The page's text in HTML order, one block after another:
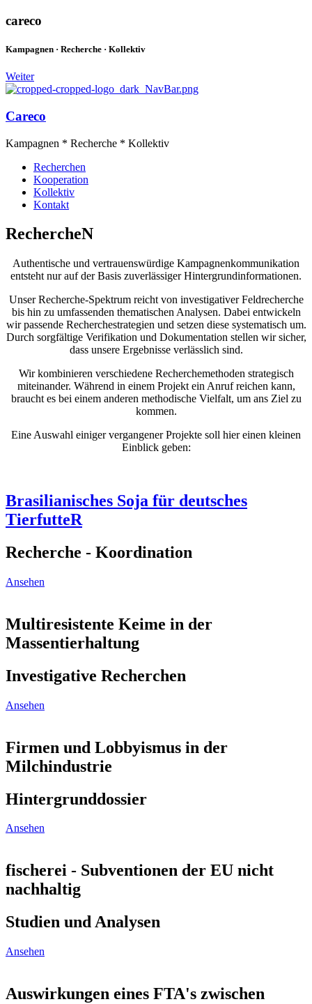
careco
Kampagnen · Recherche · Kollektiv
Weiter
Careco
Kampagnen * Recherche * Kollektiv
Recherchen
Kooperation
Kollektiv
Kontakt
RechercheN
Authentische und vertrauenswürdige Kampagnenkommunikation
entsteht nur auf der Basis zuverlässiger Hintergrundinformationen.
Unser Recherche-Spektrum reicht von investigativer Feldrecherche
bis hin zu umfassenden thematischen Analysen. Dabei entwickeln
wir passende Recherchestrategien und setzen diese systematisch um.
Durch sorgfältige Verifikation und Dokumentation stellen wir sicher,
dass unsere Ergebnisse verlässlich sind.
Wir kombinieren verschiedene Recherchemethoden strategisch
miteinander. Während in einem Projekt ein Anruf reichen kann,
braucht es bei einem anderen methodische Vielfalt, um ans Ziel zu
kommen.
Eine Auswahl einiger vergangener Projekte soll hier einen kleinen
Einblick geben:
Brasilianisches Soja für deutsches
TierfutteR
Recherche - Koordination
Ansehen
Multiresistente Keime in der
Massentierhaltung
Investigative Recherchen
Ansehen
Firmen und Lobbyismus in der
Milchindustrie
Hintergrunddossier
Ansehen
fischerei - Subventionen der EU nicht
nachhaltig
Studien und Analysen
Ansehen
Auswirkungen eines FTA's zwischen